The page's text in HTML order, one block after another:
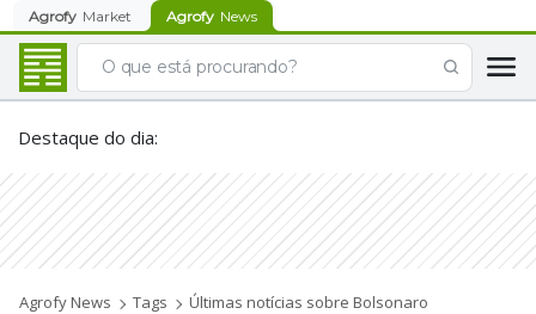
Agrofy Market Agrofy News
Destaque do dia:
Agrofy News Tags Últimas notícias sobre Bolsonaro